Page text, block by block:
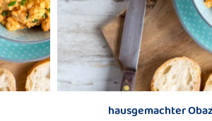
hausgemachter